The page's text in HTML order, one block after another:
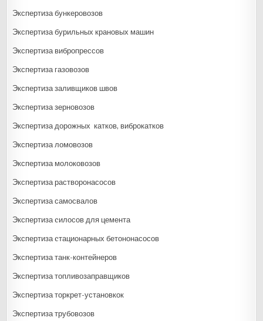
Экспертиза бункеровозов
Экспертиза бурильных крановых машин
Экспертиза вибропрессов
Экспертиза газовозов
Экспертиза заливщиков швов
Экспертиза зерновозов
Экспертиза дорожных катков, виброкатков
Экспертиза ломовозов
Экспертиза молоковозов
Экспертиза растворонасосов
Экспертиза самосвалов
Экспертиза cилосов для цемента
Экспертиза cтационарных бетононасосов
Экспертиза танк-контейнеров
Экспертиза топливозаправщиков
Экспертиза торкрет-установкок
Экспертиза трубовозов